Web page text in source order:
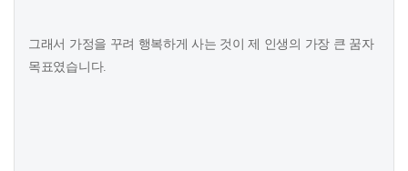
그래서 가정을 꾸려 행복하게 사는 것이 제 인생의 가장 큰 꿈자
목표였습니다.